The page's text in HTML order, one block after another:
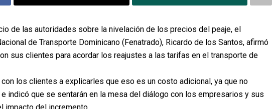
de las autoridades sobre la nivelación de los precios del peaje, el
de Transporte Dominicano (Fenatrado), Ricardo de los Santos, afirmó
sus clientes para acordar los reajustes a las tarifas en el transporte de
los clientes a explicarles que eso es un costo adicional, ya que no
indicó que se sentarán en la mesa del diálogo con los empresarios y sus